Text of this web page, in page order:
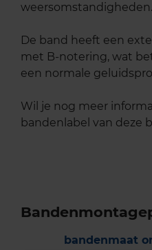
weersomstandigheden.
De band heeft een
met B-notering, wat
een normale
Wil je nog meer
bandenlabel van deze
bandenmaat